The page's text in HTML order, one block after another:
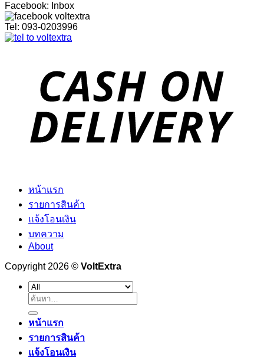
Facebook: Inbox
Tel: 093-0203996
หน้าแรก
รายการสินค้า
แจ้งโอนเงิน
บทความ
About
Copyright 2026 © VoltExtra
ค้นหา:
หน้าแรก
รายการสินค้า
แจ้งโอนเงิน